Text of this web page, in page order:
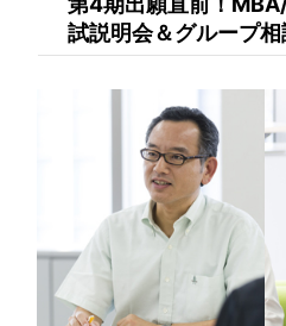
試説明会＆グループ